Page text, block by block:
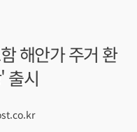
해안가 주거 환
출시